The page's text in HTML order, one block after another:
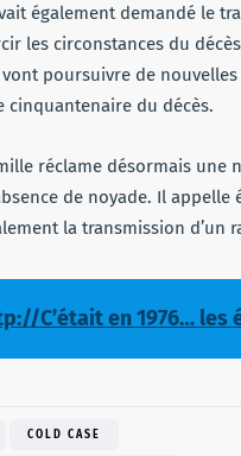
également demandé le
les circonstances du
poursuivre de
cinquantenaire du décès.
réclame désormais une
de noyade. Il
la transmission d’un
C’était en 1976… les
COLD CASE